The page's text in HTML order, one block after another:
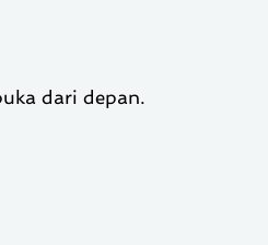
dari depan.